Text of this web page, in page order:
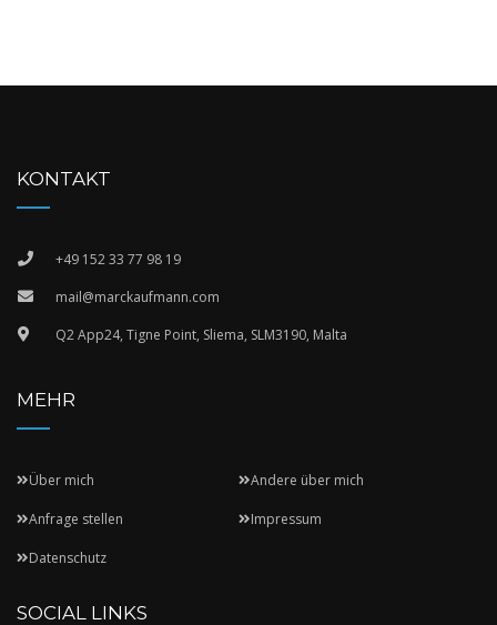
KONTAKT
+49 152 33 77 98 19
mail@marckaufmann.com
Q2 App24, Tigne Point, Sliema, SLM3190, Malta
MEHR
Über mich Andere über mich
Anfrage stellen Impressum
Datenschutz
SOCIAL LINKS